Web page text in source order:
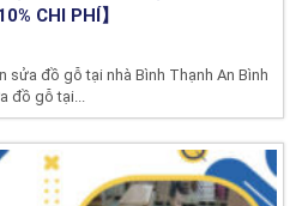
CHI PHÍ】
sửa đồ gỗ tại nhà Bình Thạnh An Bình
đồ gỗ tại...